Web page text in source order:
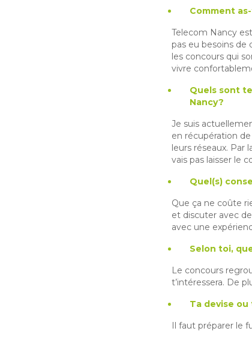
Comment
Telecom Nancy
pas eu besoins de
les concours qui
vivre
Quels sont
Nancy?
Je suis
en récupération
leurs réseaux. Par
vais pas laisser le
Quel(s)
Que ça ne coûte
et discuter avec
avec une
Selon toi,
Le concours
t’intéressera. De
Ta devise ou
Il faut préparer le